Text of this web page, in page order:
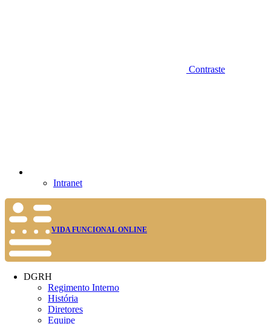
Contraste
Intranet
VIDA FUNCIONAL ONLINE
DGRH
Regimento Interno
História
Diretores
Equipe